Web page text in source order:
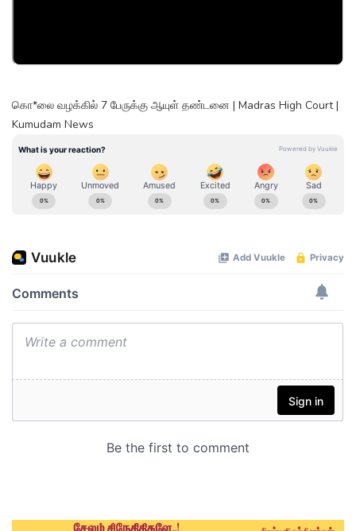
கொ*லை வழக்கில் 7 பேருக்கு ஆயுள் தண்டனை | Madras High Court |
Kumudam News